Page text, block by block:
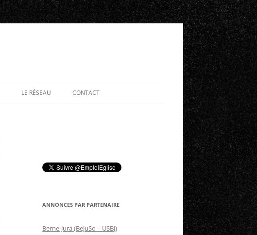
LE RÉSEAU CONTACT
ANNONCES PAR PARTENAIRE
Berne-Jura (BeJuSo – USBJ)